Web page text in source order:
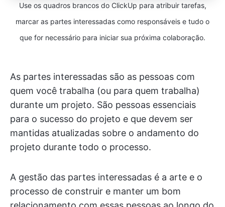
Use os quadros brancos do ClickUp para atribuir tarefas,
marcar as partes interessadas como responsáveis e tudo o
que for necessário para iniciar sua próxima colaboração.
As partes interessadas são as pessoas com
quem você trabalha (ou para quem trabalha)
durante um projeto. São pessoas essenciais
para o sucesso do projeto e que devem ser
mantidas atualizadas sobre o andamento do
projeto durante todo o processo.
A gestão das partes interessadas é a arte e o
processo de construir e manter um bom